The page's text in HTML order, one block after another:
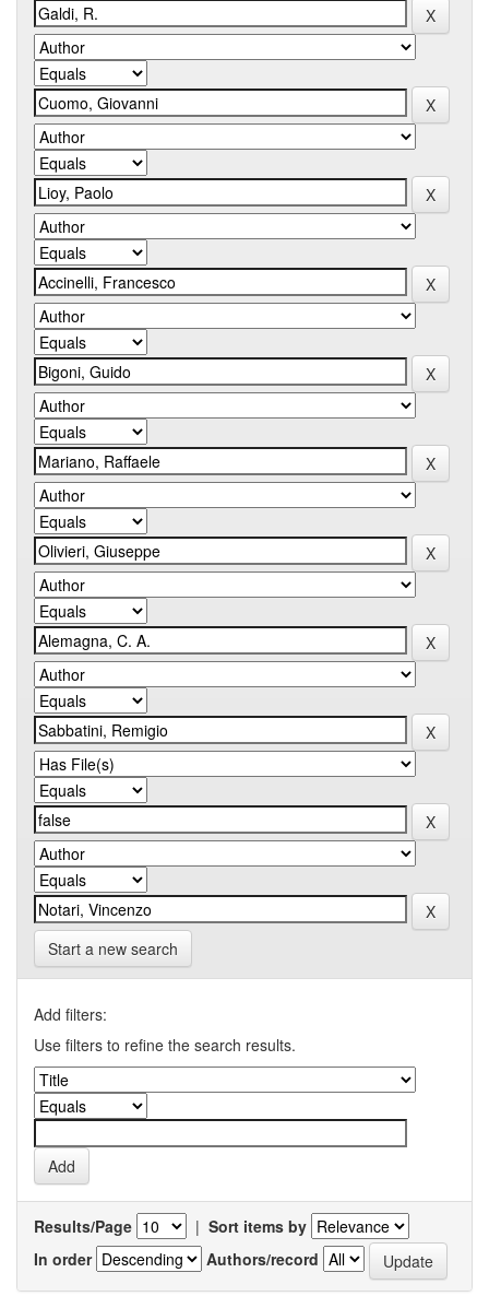
Start a new search
Add filters:
Use filters to refine the search results.
Results/Page | Sort items by
In order
Authors/record